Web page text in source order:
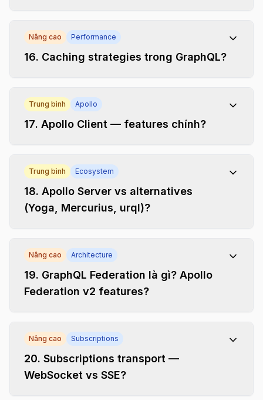
Nâng cao Performance
16. Caching strategies trong GraphQL?
Trung bình Apollo
17. Apollo Client — features chính?
Trung bình Ecosystem
18. Apollo Server vs alternatives
(Yoga, Mercurius, urql)?
Nâng cao Architecture
19. GraphQL Federation là gì? Apollo
Federation v2 features?
Nâng cao Subscriptions
20. Subscriptions transport —
WebSocket vs SSE?